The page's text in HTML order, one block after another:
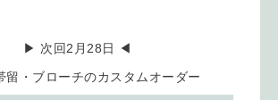
▶︎ 次回2月28日 ◀︎
留・ブローチのカスタムオーダー